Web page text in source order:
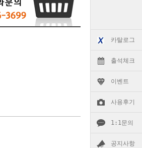
카탈로그
출석체크
이벤트
사용후기
1:1문의
공지사항